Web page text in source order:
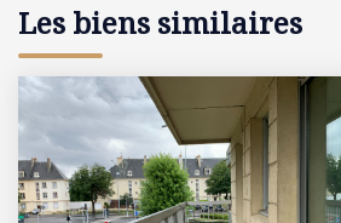
Les biens similaires